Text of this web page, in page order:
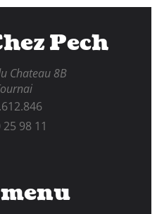
Pech
Chateau 8B
98 11